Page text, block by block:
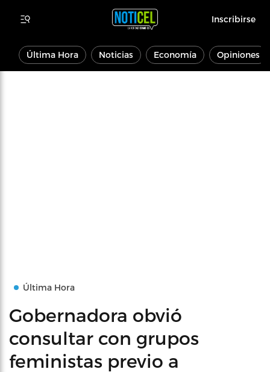
Inscribirse
Última Hora Noticias Economía Opiniones
Última Hora
Gobernadora obvió
consultar con grupos
feministas previo a